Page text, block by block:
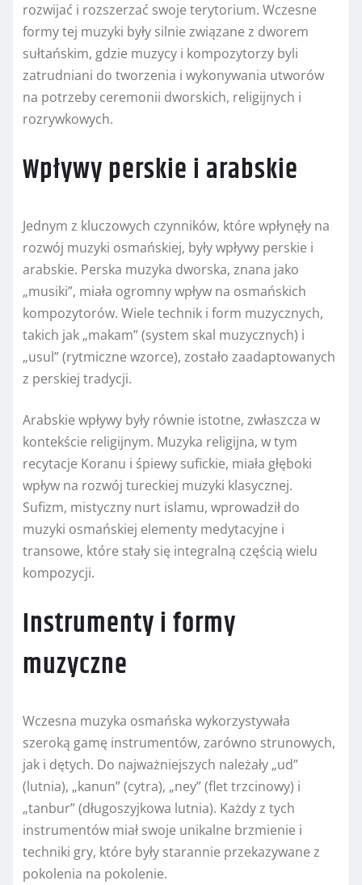
rozwijać i rozszerzać swoje terytorium. Wczesne
formy tej muzyki były silnie związane z dworem
sułtańskim, gdzie muzycy i kompozytorzy byli
zatrudniani do tworzenia i wykonywania utworów
na potrzeby ceremonii dworskich, religijnych i
rozrywkowych.
Wpływy perskie i arabskie
Jednym z kluczowych czynników, które wpłynęły na
rozwój muzyki osmańskiej, były wpływy perskie i
arabskie. Perska muzyka dworska, znana jako
„musiki”, miała ogromny wpływ na osmańskich
kompozytorów. Wiele technik i form muzycznych,
takich jak „makam” (system skal muzycznych) i
„usul” (rytmiczne wzorce), zostało zaadaptowanych
z perskiej tradycji.
Arabskie wpływy były równie istotne, zwłaszcza w
kontekście religijnym. Muzyka religijna, w tym
recytacje Koranu i śpiewy sufickie, miała głęboki
wpływ na rozwój tureckiej muzyki klasycznej.
Sufizm, mistyczny nurt islamu, wprowadził do
muzyki osmańskiej elementy medytacyjne i
transowe, które stały się integralną częścią wielu
kompozycji.
Instrumenty i formy
muzyczne
Wczesna muzyka osmańska wykorzystywała
szeroką gamę instrumentów, zarówno strunowych,
jak i dętych. Do najważniejszych należały „ud”
(lutnia), „kanun” (cytra), „ney” (flet trzcinowy) i
„tanbur” (długoszyjkowa lutnia). Każdy z tych
instrumentów miał swoje unikalne brzmienie i
techniki gry, które były starannie przekazywane z
pokolenia na pokolenie.